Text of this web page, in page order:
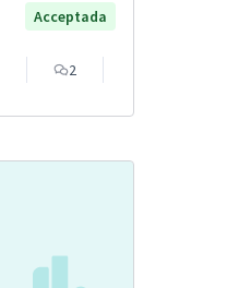
Acceptada
2